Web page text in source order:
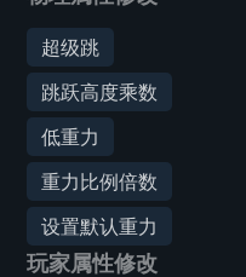
超级跳
跳跃高度乘数
低重力
重力比例倍数
设置默认重力
玩家属性修改